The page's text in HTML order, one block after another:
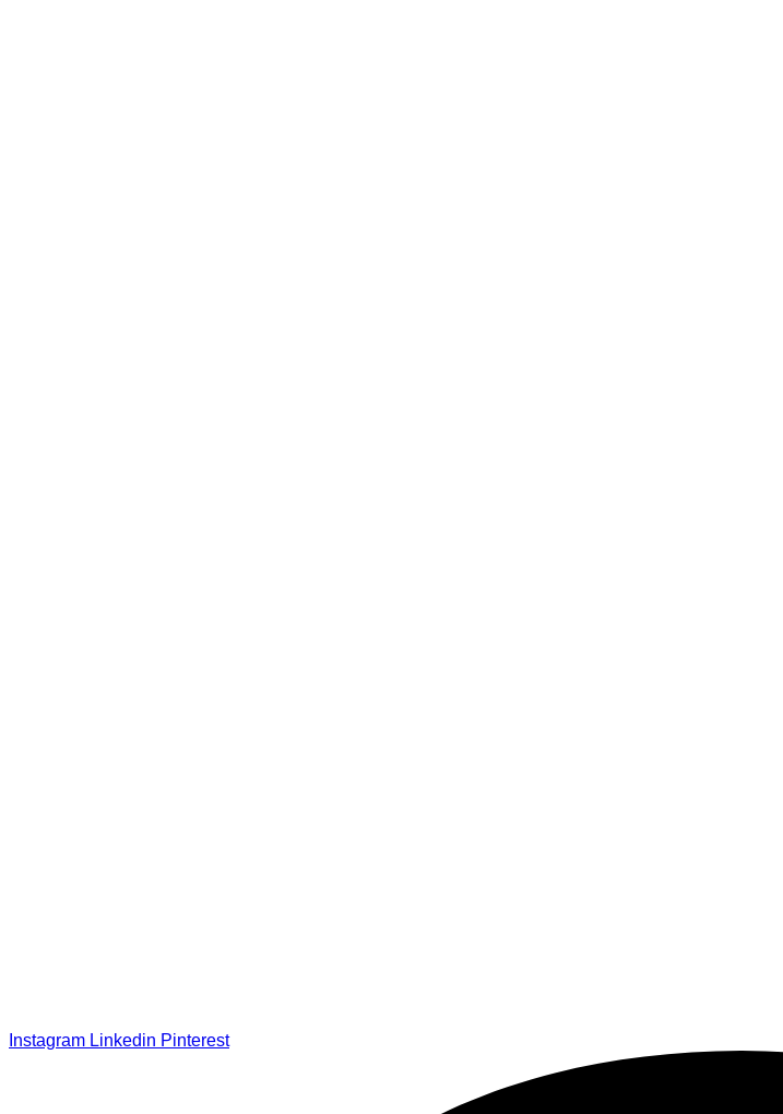
Instagram Linkedin Pinterest